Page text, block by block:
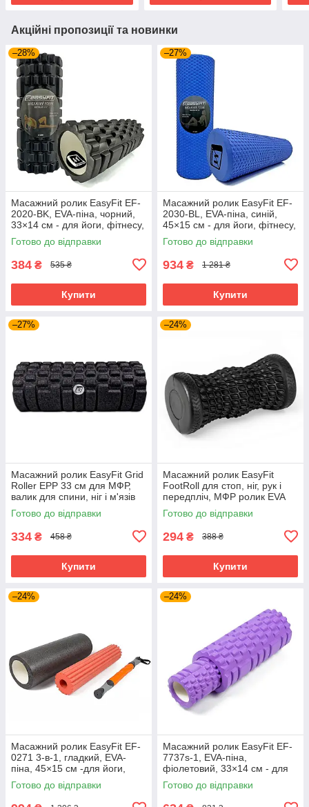
Акційні пропозиції та новинки
–28%
Масажний ролик EasyFit EF-
2020-BK, EVA-піна, чорний,
33×14 см - для йоги, фітнесу,
реабілітації
Готово до відправки
384 ₴ 535 ₴
Купити
–27%
Масажний ролик EasyFit EF-
2030-BL, EVA-піна, синій,
45×15 см - для йоги, фітнесу,
реабілітації
Готово до відправки
934 ₴ 1 281 ₴
Купити
–27%
Масажний ролик EasyFit Grid
Roller EPP 33 см для МФР,
валик для спини, ніг і м'язів
Чорний (EF-2042-BK)
Готово до відправки
334 ₴ 458 ₴
Купити
–24%
Масажний ролик EasyFit
FootRoll для стоп, ніг, рук і
передпліч, МФР ролик EVA
для міофасціального релізу
Чорний (EF-2009-bk)
Готово до відправки
294 ₴ 388 ₴
Купити
–24%
Масажний ролик EasyFit EF-
0271 3-в-1, гладкий, EVA-
піна, 45×15 см -для йоги,
фітнесу, реабілітації
Готово до відправки
–24%
Масажний ролик EasyFit EF-
7737s-1, EVA-піна,
фіолетовий, 33×14 см - для
йоги, фітнесу, реабілітації
Готово до відправки